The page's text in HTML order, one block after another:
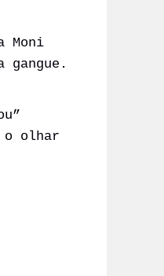
Moni
o olhar